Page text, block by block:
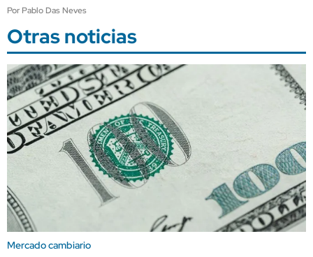
Por Pablo Das Neves
Otras noticias
Mercado cambiario